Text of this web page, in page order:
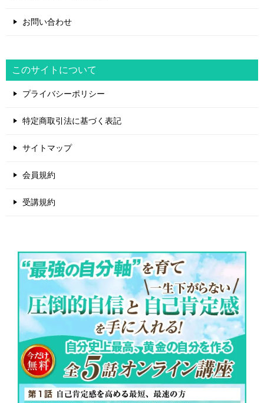
お問い合わせ
このサイトについて
プライバシーポリシー
特定商取引法に基づく表記
サイトマップ
会員規約
受講規約